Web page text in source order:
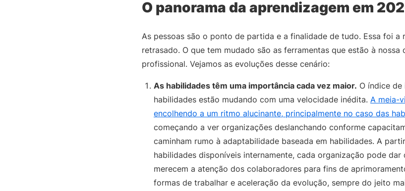
O panorama da aprendizagem em
As pessoas são o ponto de partida e a finalidade de tudo. Essa foi a
retrasado. O que tem mudado são as ferramentas que estão à
profissional. Vejamos as evoluções desse cenário:
As habilidades têm uma importância cada vez maior. O índice
habilidades estão mudando com uma velocidade inédita. A meia-
encolhendo a um ritmo alucinante, principalmente no caso das
começando a ver organizações deslanchando conforme
caminham rumo à adaptabilidade baseada em habilidades. A
habilidades disponíveis internamente, cada organização pode
merecem a atenção dos colaboradores para fins de
formas de trabalhar e aceleração da evolução, sempre do jeito